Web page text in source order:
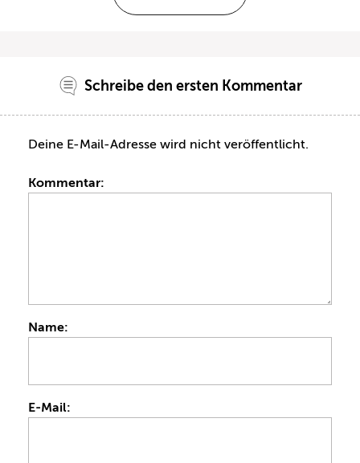
Schreibe den ersten Kommentar
Deine E-Mail-Adresse wird nicht veröffentlicht.
Kommentar:
Name:
E-Mail: